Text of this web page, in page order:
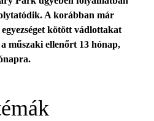
A korábban már
kötött vádlottakat
műszaki ellenőrt 13 hónap,